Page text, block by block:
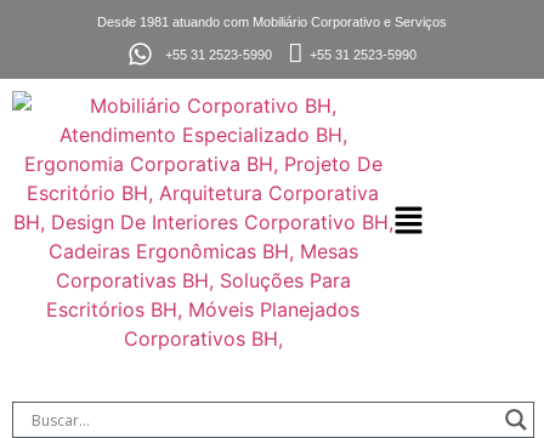
Desde 1981 atuando com Mobiliário Corporativo e Serviços
+55 31 2523-5990 +55 31 2523-5990